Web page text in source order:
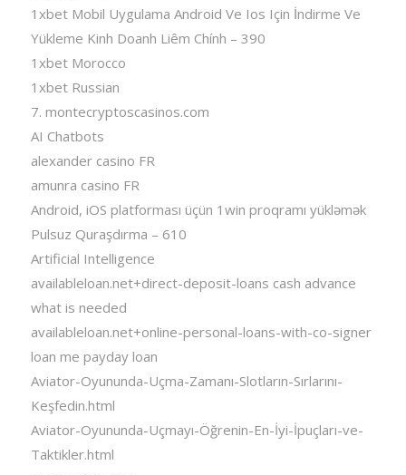
1xbet Mobil Uygulama Android Ve Ios Için İndirme Ve
Yükleme Kinh Doanh Liêm Chính – 390
1xbet Morocco
1xbet Russian
7. montecryptoscasinos.com
AI Chatbots
alexander casino FR
amunra casino FR
Android, iOS platforması üçün 1win proqramı yükləmək
Pulsuz Quraşdırma – 610
Artificial Intelligence
availableloan.net+direct-deposit-loans cash advance
what is needed
availableloan.net+online-personal-loans-with-co-signer
loan me payday loan
Aviator-Oyununda-Uçma-Zamanı-Slotların-Sırlarını-
Keşfedin.html
Aviator-Oyununda-Uçmayı-Öğrenin-En-İyi-İpuçları-ve-
Taktikler.html